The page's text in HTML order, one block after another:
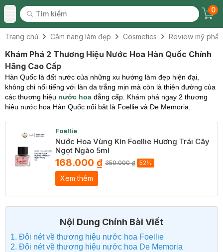
Toggle Menu
Tìm kiếm
Tìm kiếm
0
Trang chủ Cẩm nang làm đẹp Cosmetics Review mỹ
Khám Phá 2 Thương Hiệu Nước Hoa Hàn Quốc Chính
Hãng Cao Cấp
Hàn Quốc là đất nước của những xu hướng làm đẹp hiện đại,
không chỉ nổi tiếng với làn da trắng mịn mà còn là thiên đường của
các thương hiệu nước hoa đẳng cấp. Khám phá ngay 2 thương
hiệu nước hoa Hàn Quốc nổi bật là Foellie và De Memoria.
Foellie
Nước Hoa Vùng Kín Foellie Hương Trái Cây
Ngọt Ngào 5ml
168.000 ₫ 350.000 ₫ 52%
Xem thêm
Nội Dung Chính Bài Viết
1. Đôi nét về thương hiệu nước hoa Foellie
2. Đôi nét về thương hiệu nước hoa De Memoria